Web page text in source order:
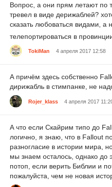
Вопрос, а они прям летают по
тревел в виде дерижаблей?
сказать любоваться видами, а
телепортироваться в
TokiMan 4 апреля 2017 12:58
А причём здесь собственно
дирижабль в стимпанке, не
Rojer_klass 4 апреля 2017
А что если Скайрим типо до
логично, я знаю, что в Fallout
разногласие в истории мира,
мы знаем осталось, однако до
потоп, если верить Библии и
пожалуйста, чем не новая